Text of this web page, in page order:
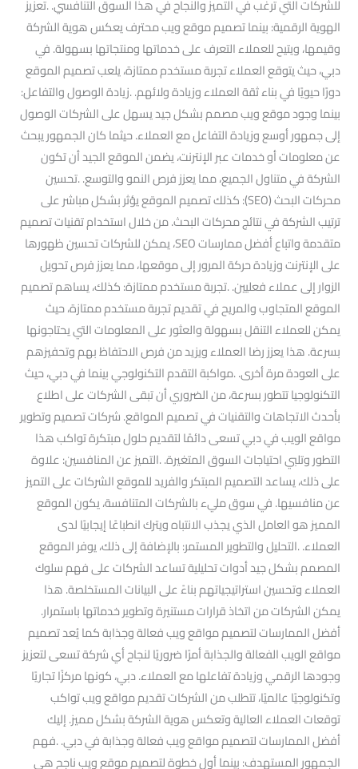
للشركات التي ترغب في التميز والنجاح في هذا السوق التنافسي. .تعزيز
الهوية الرقمية: بينما تصميم موقع ويب محترف يعكس هوية الشركة
وقيمها، ويتيح للعملاء التعرف على خدماتها ومنتجاتها بسهولة. في
دبي، حيث يتوقع العملاء تجربة مستخدم ممتازة، يلعب تصميم الموقع
دورًا حيويًا في بناء ثقة العملاء وزيادة ولائهم. .زيادة الوصول والتفاعل:
بينما وجود موقع ويب مصمم بشكل جيد يسهل على الشركات الوصول
إلى جمهور أوسع وزيادة التفاعل مع العملاء. حيثما كان الجمهور يبحث
عن معلومات أو خدمات عبر الإنترنت، يضمن الموقع الجيد أن تكون
الشركة في متناول الجميع، مما يعزز فرص النمو والتوسع. .تحسين
محركات البحث (SEO): كذلك تصميم الموقع يؤثر بشكل مباشر على
ترتيب الشركة في نتائج محركات البحث. من خلال استخدام تقنيات تصميم
متقدمة واتباع أفضل ممارسات SEO، يمكن للشركات تحسين ظهورها
على الإنترنت وزيادة حركة المرور إلى موقعها، مما يعزز فرص تحويل
الزوار إلى عملاء فعليين. .تجربة مستخدم ممتازة: كذلك، يساهم تصميم
الموقع المتجاوب والمريح في تقديم تجربة مستخدم ممتازة، حيث
يمكن للعملاء التنقل بسهولة والعثور على المعلومات التي يحتاجونها
بسرعة. هذا يعزز رضا العملاء ويزيد من فرص الاحتفاظ بهم وتحفيزهم
على العودة مرة أخرى. .مواكبة التقدم التكنولوجي بينما في دبي، حيث
التكنولوجيا تتطور بسرعة، من الضروري أن تبقى الشركات على اطلاع
بأحدث الاتجاهات والتقنيات في تصميم المواقع. شركات تصميم وتطوير
مواقع الويب في دبي تسعى دائمًا لتقديم حلول مبتكرة تواكب هذا
التطور وتلبي احتياجات السوق المتغيرة. .التميز عن المنافسين: علاوة
على ذلك، يساعد التصميم المبتكر والفريد للموقع الشركات على التميز
عن منافسيها. في سوق مليء بالشركات المتنافسة، يكون الموقع
المميز هو العامل الذي يجذب الانتباه ويترك انطباعًا إيجابيًا لدى
العملاء. .التحليل والتطوير المستمر: بالإضافة إلى ذلك، يوفر الموقع
المصمم بشكل جيد أدوات تحليلية تساعد الشركات على فهم سلوك
العملاء وتحسين استراتيجياتهم بناءً على البيانات المستخلصة. هذا
يمكن الشركات من اتخاذ قرارات مستنيرة وتطوير خدماتها باستمرار.
أفضل الممارسات لتصميم مواقع ويب فعالة وجذابة كما يُعد تصميم
مواقع الويب الفعالة والجذابة أمرًا ضروريًا لنجاح أي شركة تسعى لتعزيز
وجودها الرقمي وزيادة تفاعلها مع العملاء. دبي، كونها مركزًا تجاريًا
وتكنولوجيًا عالميًا، تتطلب من الشركات تقديم مواقع ويب تواكب
توقعات العملاء العالية وتعكس هوية الشركة بشكل مميز. إليك
أفضل الممارسات لتصميم مواقع ويب فعالة وجذابة في دبي. .فهم
الجمهور المستهدف: بينما أول خطوة لتصميم موقع ويب ناجح هي